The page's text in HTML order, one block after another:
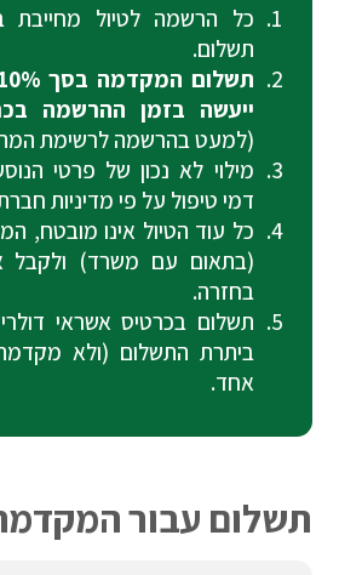
כל הרשמה לטיול מחייבת
תשלום.
ייעשה בזמן ההרשמה
(למעט בהרשמה לרשימת
מילוי לא נכון של פרטי
דמי טיפול על פי מדיניות
כל עוד הטיול אינו מובטח,
(בתאום עם משרד) ולקבל
בחזרה.
תשלום בכרטיס אשראי
ביתרת התשלום (ולא
אחד.
תשלום עבור